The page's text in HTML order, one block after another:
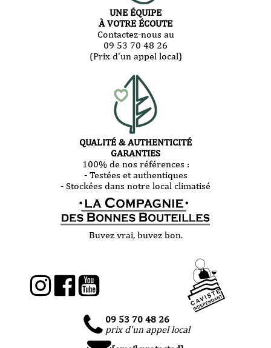
UNE ÉQUIPE
À VOTRE ÉCOUTE
Contactez-nous au
09 53 70 48 26
(Prix d'un appel local)
QUALITÉ & AUTHENTICITÉ
GARANTIES
100% de nos références :
- Testées et authentiques
- Stockées dans notre local climatisé
Buvez vrai, buvez bon.
09 53 70 48 26
prix d'un appel local